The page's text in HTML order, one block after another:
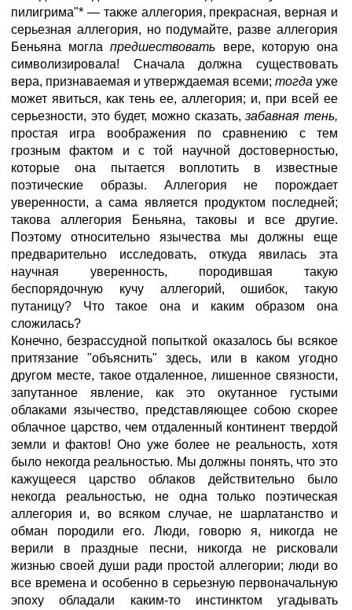
пилигрима"* — также аллегория, прекрасная, верная и
серьезная аллегория, но подумайте, разве аллегория
Беньяна моглапредшествовать вере, которую она
символизировала! Сначала должна существовать
вера, признаваемая и утверждаемая всеми; тогда уже
может явиться, как тень ее, аллегория; и, при всей ее
серьезности, это будет, можно сказать,забавная тень,
простая игра воображения по сравнению с тем
грозным фактом и с той научной достоверностью,
которые она пытается воплотить в известные
поэтические образы. Аллегория не порождает
уверенности, а сама является продуктом последней;
такова аллегория Беньяна, таковы и все другие.
Поэтому относительно язычества мы должны еще
предварительно исследовать, откуда явилась эта
научная уверенность, породившая такую
беспорядочную кучу аллегорий, ошибок, такую
путаницу? Что такое она и каким образом она
сложилась?
Конечно, безрассудной попыткой оказалось бы всякое
притязание "объяснить" здесь, или в каком угодно
другом месте, такое отдаленное, лишенное связности,
запутанное явление, как это окутанное густыми
облаками язычество, представляющее собою скорее
облачное царство, чем отдаленный континент твердой
земли и фактов! Оно уже более не реальность, хотя
было некогда реальностью. Мы должны понять, что это
кажущееся царство облаков действительно было
некогда реальностью, не одна только поэтическая
аллегория и, во всяком случае, не шарлатанство и
обман породили его. Люди, говорю я, никогда не
верили в праздные песни, никогда не рисковали
жизнью своей души ради простой аллегории; люди во
все времена и особенно в серьезную первоначальную
эпоху обладали каким-то инстинктом угадывать